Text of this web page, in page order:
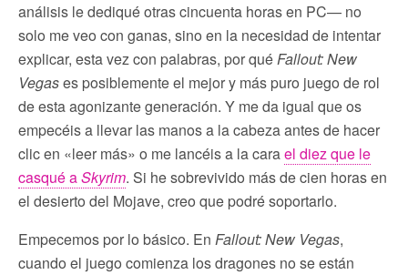
análisis le dediqué otras cincuenta horas en PC— no
solo me veo con ganas, sino en la necesidad de intentar
explicar, esta vez con palabras, por quéFallout: New
Vegases posiblemente el mejor y más puro juego de rol
de esta agonizante generación. Y me da igual que os
empecéis a llevar las manos a la cabeza antes de hacer
clic en «leer más» o me lancéis a la carael diez que le
casqué aSkyrim. Si he sobrevivido más de cien horas en
el desierto del Mojave, creo que podré soportarlo.
Empecemos por lo básico. En Fallout: New Vegas,
cuando el juego comienza los dragones no se están